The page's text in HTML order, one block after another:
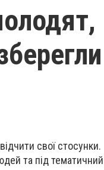
свої стосунки.
та під тематичний